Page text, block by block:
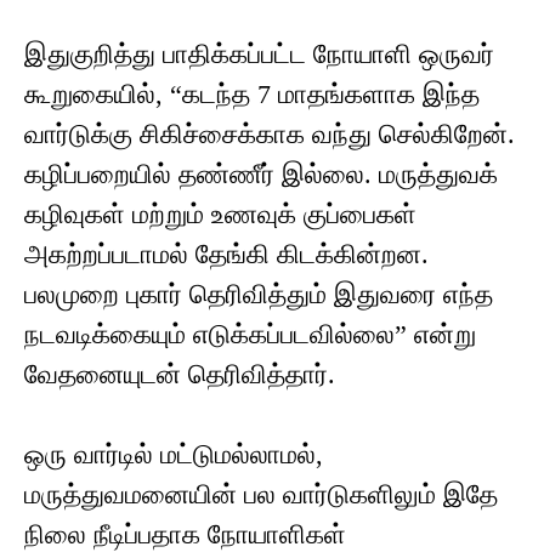
இதுகுறித்து பாதிக்கப்பட்ட நோயாளி ஒருவர்
கூறுகையில், “கடந்த 7 மாதங்களாக இந்த
வார்டுக்கு சிகிச்சைக்காக வந்து செல்கிறேன்.
கழிப்பறையில் தண்ணீர் இல்லை. மருத்துவக்
கழிவுகள் மற்றும் உணவுக் குப்பைகள்
அகற்றப்படாமல் தேங்கி கிடக்கின்றன.
பலமுறை புகார் தெரிவித்தும் இதுவரை எந்த
நடவடிக்கையும் எடுக்கப்படவில்லை” என்று
வேதனையுடன் தெரிவித்தார்.
ஒரு வார்டில் மட்டுமல்லாமல்,
மருத்துவமனையின் பல வார்டுகளிலும் இதே
நிலை நீடிப்பதாக நோயாளிகள்